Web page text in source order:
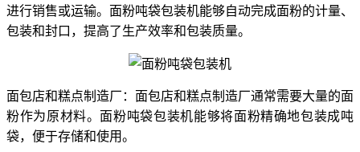
进行销售或运输。面粉吨袋包装机能够自动完成面粉的计量、
包装和封口，提高了生产效率和包装质量。
面包店和糕点制造厂：面包店和糕点制造厂通常需要大量的面
粉作为原材料。面粉吨袋包装机能够将面粉精确地包装成吨
袋，便于存储和使用。